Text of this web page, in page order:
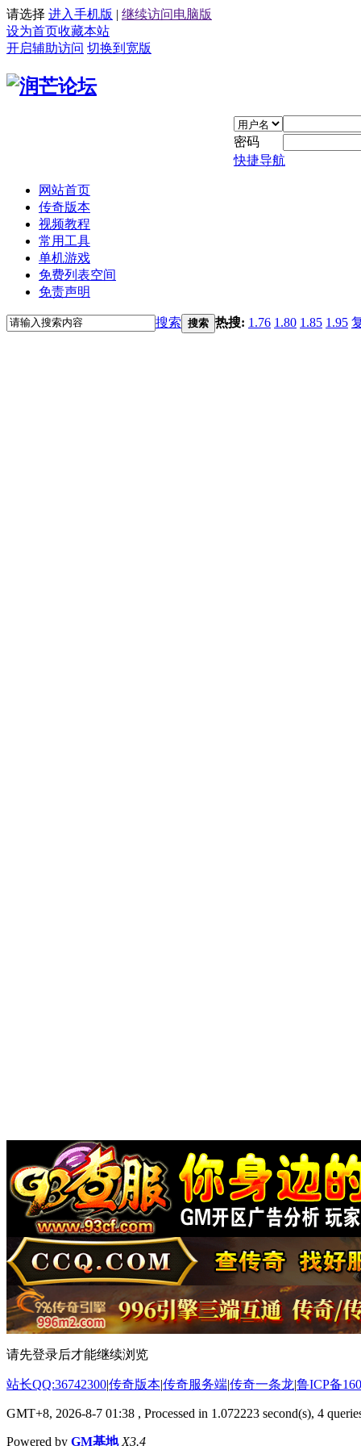
请选择 进入手机版 | 继续访问电脑版
设为首页收藏本站
开启辅助访问 切换到宽版
密码
快捷导航
网站首页
传奇版本
视频教程
常用工具
单机游戏
免费列表空间
免责声明
搜索 搜索 热搜: 1.76 1.80 1.85 1.95
请先登录后才能继续浏览
站长QQ:36742300|传奇版本|传奇服务端|传奇一条龙|鲁ICP备
GMT+8, 2026-8-7 01:38 , Processed in 1.072223 second(s), 4
Powered by GM基地 X3.4